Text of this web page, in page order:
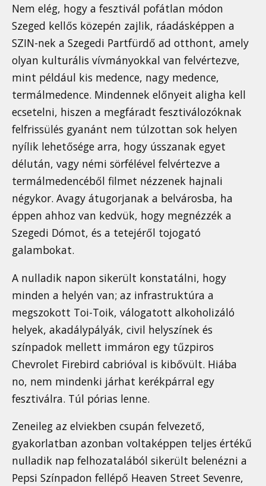
Nem elég, hogy a fesztivál pofátlan módon
Szeged kellős közepén zajlik, ráadásképpen a
SZIN-nek a Szegedi Partfürdő ad otthont, amely
olyan kulturális vívmányokkal van felvértezve,
mint például kis medence, nagy medence,
termálmedence. Mindennek előnyeit aligha kell
ecsetelni, hiszen a megfáradt fesztiválozóknak
felfrissülés gyanánt nem túlzottan sok helyen
nyílik lehetősége arra, hogy ússzanak egyet
délután, vagy némi sörfélével felvértezve a
termálmedencéből filmet nézzenek hajnali
négykor. Avagy átugorjanak a belvárosba, ha
éppen ahhoz van kedvük, hogy megnézzék a
Szegedi Dómot, és a tetejéről tojogató
galambokat.
A nulladik napon sikerült konstatálni, hogy
minden a helyén van; az infrastruktúra a
megszokott Toi-Toik, válogatott alkoholizáló
helyek, akadálypályák, civil helyszínek és
színpadok mellett immáron egy tűzpiros
Chevrolet Firebird cabrióval is kibővült. Hiába
no, nem mindenki járhat kerékpárral egy
fesztiválra. Túl pórias lenne.
Zeneileg az elviekben csupán felvezető,
gyakorlatban azonban voltaképpen teljes értékű
nulladik nap felhozatalából sikerült belenézni a
Pepsi Színpadon fellépő Heaven Street Sevenre,